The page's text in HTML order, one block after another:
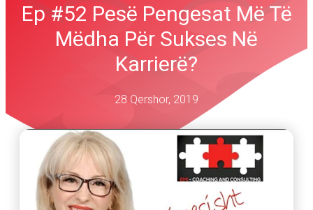
Ep #52 Pesë Pengesat Më Të
Mëdha Për Sukses Në
Karrierë?
28 Qershor, 2019